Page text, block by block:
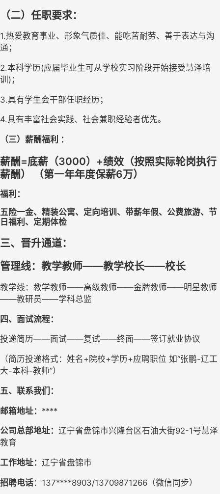
（二）任职要求：
1.热爱教育事业、形象气质佳、能吃苦耐劳、善于表达与沟
通；
2.本科学历(应届毕业生可从学校实习阶段开始接受慧泽培
训)；
3.具有学生会干部任职经历 ；
4.具有丰富社会实践、社会兼职经验者优先。
（三）薪酬福利 ：
薪酬=底薪（3000） +绩效（按照实际轮岗执行
薪酬） （第一年年度保薪6万）
福利 ：
五险一金、 精装公寓、 定向培训 、带薪年假、 公费旅游、节
日福利、定期体检
三、晋升通道：
管理线： 教学教师——教学校长——校长
教学线： 教学教师——高级教师——金牌教师——明星教师
——教研员——学科总监
四、 面试流程：
投递简历——面试——复试——终面——签订就业协议
（简历投递格式：姓名+院校+学历+应聘职位 如“张鹏-辽工
大-本科-教师”）
五、联系我们：
邮箱地址： ****
公司总部地址： 辽宁省盘锦市兴隆台区石油大街92-1号慧泽
教育
工作地址： 辽宁省盘锦市
招聘电话： 137****8903/13709871266 （微信同步）